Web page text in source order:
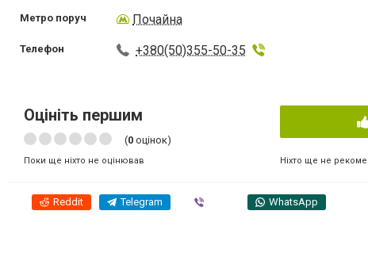
Метро поруч Почайна
Телефон +380(50)355-50-35
Оцініть першим
(0 оцінок)
Поки ще ніхто не оцінював Ніхто ще не
Reddit Telegram WhatsApp